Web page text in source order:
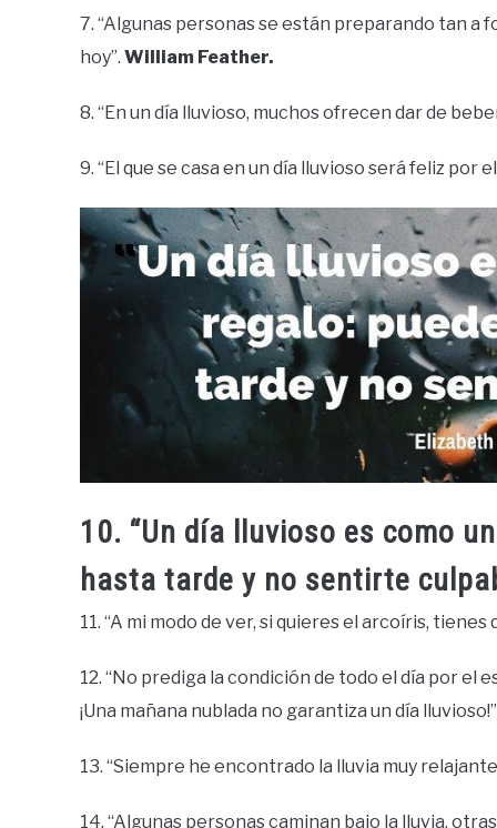
7. “Algunas personas se están preparando tan a
hoy”. William Feather.
8. “En un día lluvioso, muchos ofrecen dar de
9. “El que se casa en un día lluvioso será feliz por
10. “Un día lluvioso es como
hasta tarde y no sentirte
11. “A mi modo de ver, si quieres el arcoíris, tienes
12. “No prediga la condición de todo el día por el
¡Una mañana nublada no garantiza un día
13. “Siempre he encontrado la lluvia muy
14. “Algunas personas caminan bajo la lluvia,